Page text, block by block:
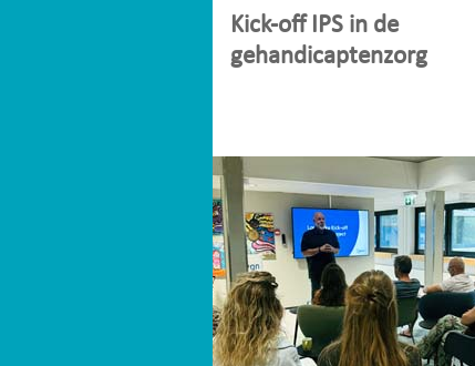
Kick-off IPS in de
gehandicaptenzorg